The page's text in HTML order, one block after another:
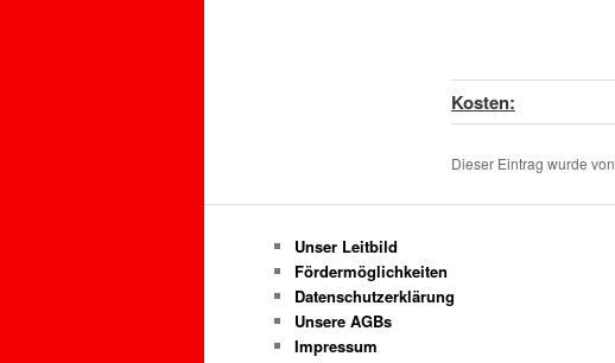
Kosten:
Dieser Eintrag wurde von
Unser Leitbild
Fördermöglichkeiten
Datenschutzerklärung
Unsere AGBs
Impressum